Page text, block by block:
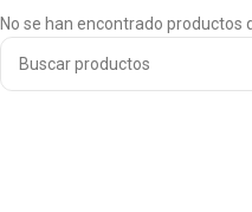
No se han encontrado productos